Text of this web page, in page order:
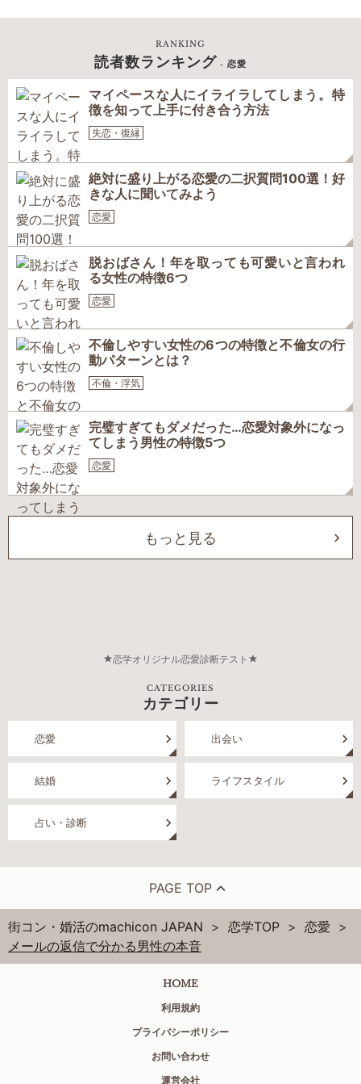
RANKING
読者数ランキング - 恋愛
マイペースな人にイライラしてしまう。特
徴を知って上手に付き合う方法
失恋・復縁
絶対に盛り上がる恋愛の二択質問100選！好
きな人に聞いてみよう
恋愛
脱おばさん！年を取っても可愛いと言われ
る女性の特徴6つ
恋愛
不倫しやすい女性の6つの特徴と不倫女の行
動パターンとは？
不倫・浮気
完璧すぎてもダメだった…恋愛対象外になっ
てしまう男性の特徴5つ
恋愛
もっと見る
恋学オリジナル恋愛診断テスト
CATEGORIES
カテゴリー
恋愛 出会い
結婚 ライフスタイル
占い・診断
PAGE TOP
街コン・婚活のmachicon JAPAN 恋学TOP
恋愛
メールの返信で分かる男性の本音
HOME
利用規約
プライバシーポリシー
お問い合わせ
運営会社